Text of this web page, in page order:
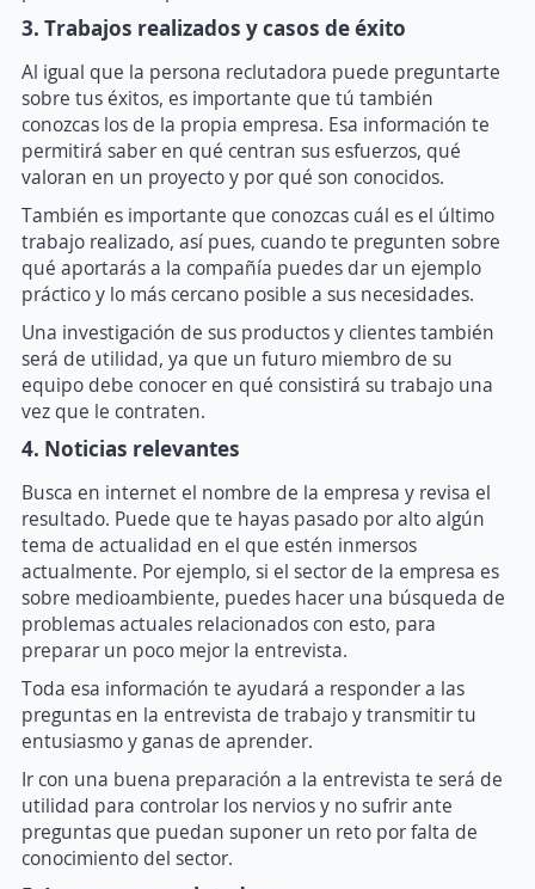
3. Trabajos realizados y casos de éxito
Al igual que la persona reclutadora puede preguntarte
sobre tus éxitos, es importante que tú también
conozcas los de la propia empresa. Esa información te
permitirá saber en qué centran sus esfuerzos, qué
valoran en un proyecto y por qué son conocidos.
También es importante que conozcas cuál es el último
trabajo realizado, así pues, cuando te pregunten sobre
qué aportarás a la compañía puedes dar un ejemplo
práctico y lo más cercano posible a sus necesidades.
Una investigación de sus productos y clientes también
será de utilidad, ya que un futuro miembro de su
equipo debe conocer en qué consistirá su trabajo una
vez que le contraten.
4. Noticias relevantes
Busca en internet el nombre de la empresa y revisa el
resultado. Puede que te hayas pasado por alto algún
tema de actualidad en el que estén inmersos
actualmente. Por ejemplo, si el sector de la empresa es
sobre medioambiente, puedes hacer una búsqueda de
problemas actuales relacionados con esto, para
preparar un poco mejor la entrevista.
Toda esa información te ayudará a responder a las
preguntas en la entrevista de trabajo y transmitir tu
entusiasmo y ganas de aprender.
Ir con una buena preparación a la entrevista te será de
utilidad para controlar los nervios y no sufrir ante
preguntas que puedan suponer un reto por falta de
conocimiento del sector.